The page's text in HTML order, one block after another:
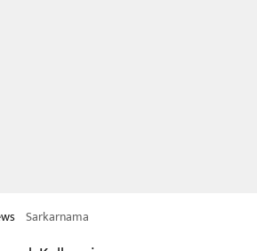
Sarkarnama